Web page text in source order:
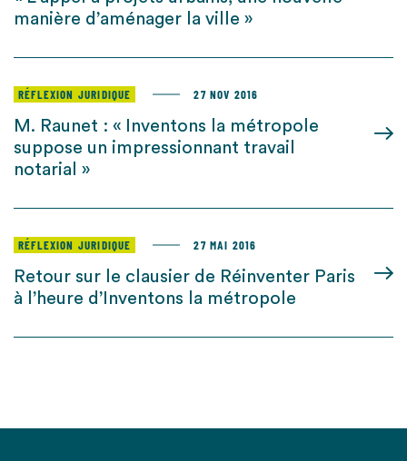
manière d’aménager la ville »
RÉFLEXION JURIDIQUE 27 NOV 2016
M. Raunet : « Inventons la métropole
suppose un impressionnant travail
notarial »
RÉFLEXION JURIDIQUE 27 MAI 2016
Retour sur le clausier de Réinventer Paris
à l’heure d’Inventons la métropole